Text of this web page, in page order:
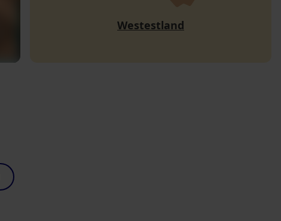
Westestland